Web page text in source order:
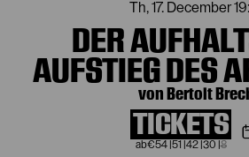
Th, 17. December
DER
AUFSTIEG DES
von Bertolt
TICKETS
€54 51 42 30 |8